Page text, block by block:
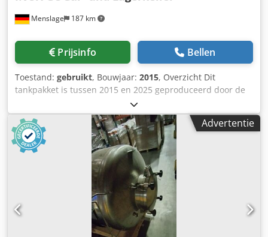
Menslage 187 km
Prijsinfo Bellen
Toestand: gebruikt, Bouwjaar: 2015, Overzicht Dit
tankpakket is tussen 2015 en 2025 geproduceerd door de
Spaanse fabrikanten Inox GC en Magusa, evenals het
Duitse bedrijf Linde AG. Het omvat meerdere isobare en
atmosferische gisttanks, een elektrische hefinrichting en
een hop-torpedo voor druk drooghoppen. Technische
gegevens & leveringsomvang Chodpfx Agoyb S Dverea -
Isobare gisttank (unit 1) | Inox GC | — | 2016 | 1.500 l;
cilindrisch-conisch; isobaar; dubbele koelmantel - Isobare
gisttank (unit 2) | Inox GC | — | 2016 | 1.500 l; cilindrisch-
conisch; isobaar; dubbele koelmantel - Isobare fermenter
(unit 3) | Inox GC | — | 2016 | 1.500 l; cilindrisch-conisch;
isobaar; dubbele koelmantel - Isobare fermenter | Inox GC
Advertentie